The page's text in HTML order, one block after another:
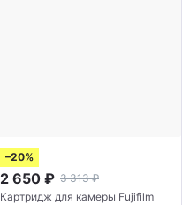
–20%
2 650 ₽ 3 313 ₽
Картридж для камеры Fujifilm